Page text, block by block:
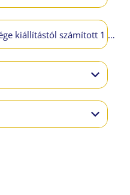
Utalvány max. érvényessége kiállítástól számított 1 év